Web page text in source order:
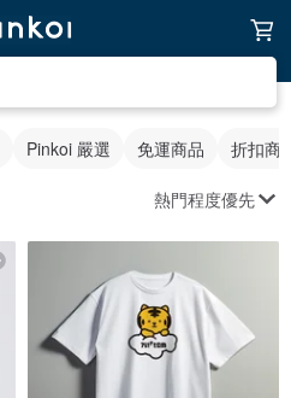
Pinkoi 嚴選 免運商品 折扣商
熱門程度優先